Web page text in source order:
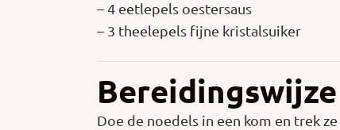
– 4 eetlepels oestersaus
– 3 theelepels fijne kristalsuiker
Bereidingswijze
Doe de noedels in een kom en trek